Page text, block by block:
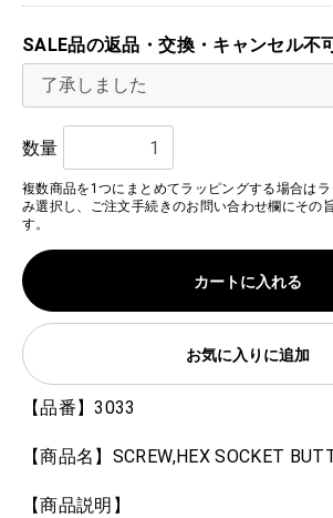
SALE品の返品・交換・キャンセル不
数量
複数商品を1つにまとめてラッピングする場合は
み選択し、ご注文手続きのお問い合わせ欄にその
す。
カートに入れる
お気に入りに追加
【品番】3033
【商品名】SCREW,HEX SOCKET
【商品説明】